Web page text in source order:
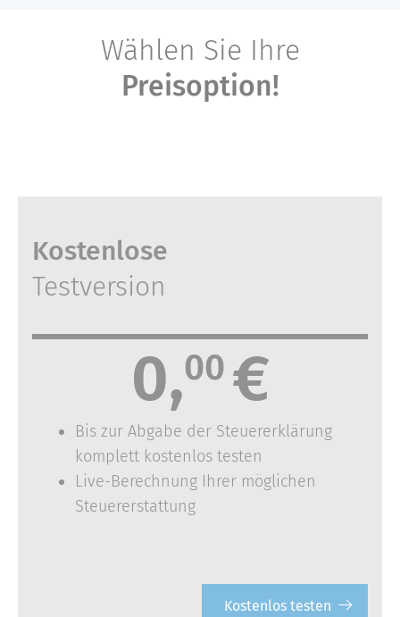
Wählen Sie Ihre
Preisoption!
Kostenlose
Testversion
0,00 €
Bis zur Abgabe der Steuererklärung
komplett kostenlos testen
Live-Berechnung Ihrer möglichen
Steuererstattung
Kostenlos testen